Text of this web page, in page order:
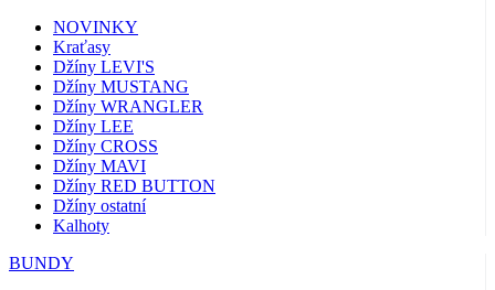
NOVINKY
Kraťasy
Džíny LEVI'S
Džíny MUSTANG
Džíny WRANGLER
Džíny LEE
Džíny CROSS
Džíny MAVI
Džíny RED BUTTON
Džíny ostatní
Kalhoty
BUNDY